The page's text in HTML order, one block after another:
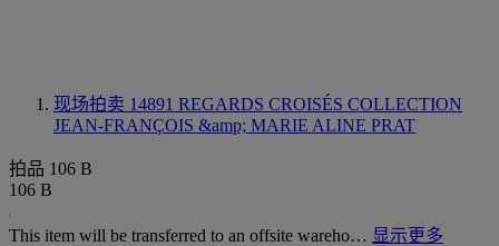
现场拍卖 14891 REGARDS CROISÉS COLLECTION
JEAN-FRANÇOIS &amp; MARIE ALINE PRAT
拍品 106 B
106 B
This item will be transferred to an offsite wareho… 显示更多